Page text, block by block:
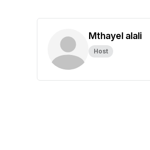
Mthayel alali
Host